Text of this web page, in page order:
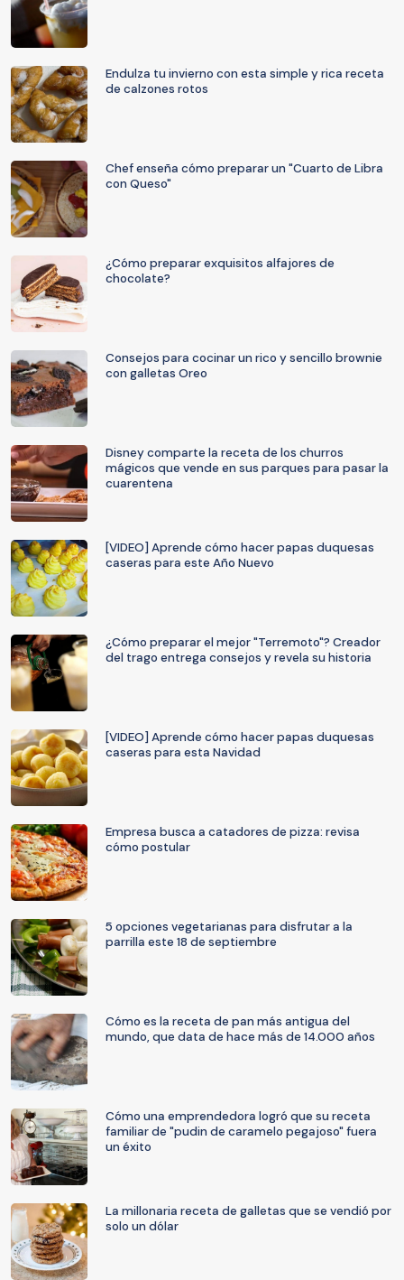
Endulza tu invierno con esta simple y rica receta
de calzones rotos
Chef enseña cómo preparar un "Cuarto de Libra
con Queso"
¿Cómo preparar exquisitos alfajores de
chocolate?
Consejos para cocinar un rico y sencillo brownie
con galletas Oreo
Disney comparte la receta de los churros
mágicos que vende en sus parques para pasar la
cuarentena
[VIDEO] Aprende cómo hacer papas duquesas
caseras para este Año Nuevo
¿Cómo preparar el mejor "Terremoto"? Creador
del trago entrega consejos y revela su historia
[VIDEO] Aprende cómo hacer papas duquesas
caseras para esta Navidad
Empresa busca a catadores de pizza: revisa
cómo postular
5 opciones vegetarianas para disfrutar a la
parrilla este 18 de septiembre
Cómo es la receta de pan más antigua del
mundo, que data de hace más de 14.000 años
Cómo una emprendedora logró que su receta
familiar de "pudin de caramelo pegajoso" fuera
un éxito
La millonaria receta de galletas que se vendió por
solo un dólar